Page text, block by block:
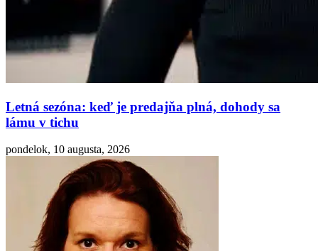
Letná sezóna: keď je predajňa plná, dohody sa
lámu v tichu
pondelok, 10 augusta, 2026